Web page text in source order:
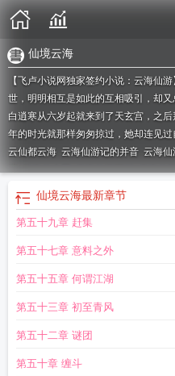
仙境云海
【飞卢小说网独家签约小说：云海仙
世，明明相互是如此的互相吸引，却
白逍寒从六岁起就来到了天玄宫，之
年的时光就那样匆匆掠过，她却连见
云仙都云海 云海仙游记的并音 云海仙
境云海仙山图云海仙门百科云海仙
仙境云海 云海仙境 惠安县云海仙
海仙境全套
海仙游仙游海边云海仙府 云海仙
海仙境电话 云海仙境攻略
仙境云海最新章节
第五十九章 赶集
第五十七章 意料之外
第五十五章 何谓江湖
第五十三章 初至青风
第五十二章 谜团
第五十章 缠斗